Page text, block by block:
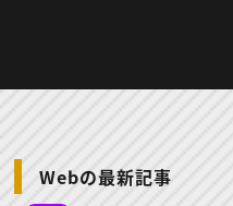
スキルアップしたい！ トップ
デザイン
編集・ライティング
マーケティング
TOP Creator’s コラム
Webクリエイター
アプリクリエイター
セミナー
Webの最新記事